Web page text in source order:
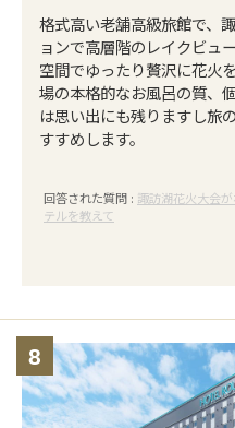
格式高い老舗高級旅館で、
ョンで高層階のレイクビュ
空間でゆったり贅沢に花火
場の本格的なお風呂の質、
は思い出にも残りますし旅
すすめします。
回答された質問 : 諏訪湖花火大会
テルを教えて
8